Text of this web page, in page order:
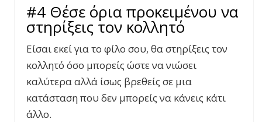
#4 Θέσε όρια προκειμένου να
στηρίξεις τον κολλητό
Είσαι εκεί για το φίλο σου, θα στηρίξεις τον
κολλητό όσο μπορείς ώστε να νιώσει
καλύτερα αλλά ίσως βρεθείς σε μια
κατάσταση που δεν μπορείς να κάνεις κάτι
άλλο.